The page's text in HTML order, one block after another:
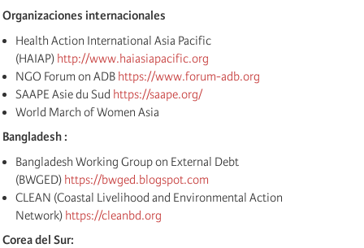
Organizaciones internacionales
Health Action International Asia Pacific
(HAIAP) http://www.haiasiapacific.org
NGO Forum on ADB https://www.forum-adb.org
SAAPE Asie du Sud https://saape.org/
World March of Women Asia
Bangladesh :
Bangladesh Working Group on External Debt
(BWGED) https://bwged.blogspot.com
CLEAN (Coastal Livelihood and Environmental Action
Network) https://cleanbd.org
Corea del Sur: